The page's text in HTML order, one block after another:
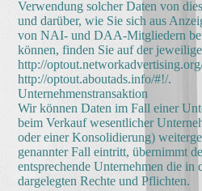
Verwendung solcher Daten von
und darüber, wie Sie sich aus
von NAI- und DAA-Mitgliedern
können, finden Sie auf der
http://
http://optout.aboutads.info/#!/.
Unternehmenstransaktion
Wir können Daten im Fall einer
beim Verkauf wesentlicher
oder einer Konsolidierung)
genannter Fall eintritt, übernimmt
entsprechende Unternehmen die in
dargelegten Rechte und Pflichten.